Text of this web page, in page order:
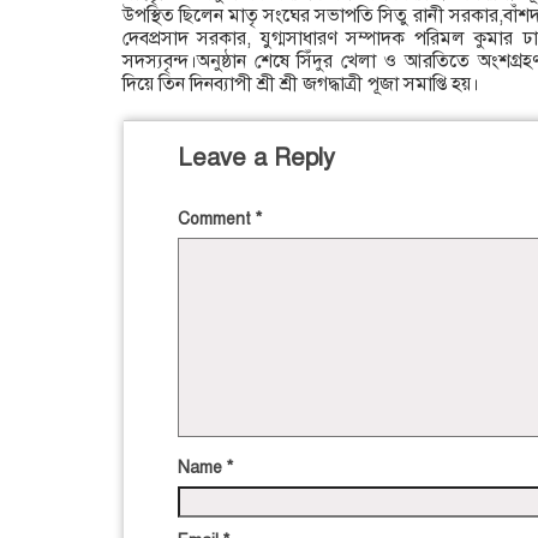
উপস্থিত ছিলেন মাতৃ সংঘের সভাপতি সিতু রানী
দেবপ্রসাদ সরকার, যুগ্মসাধারণ সম্পাদক পরিমল কুমার
সদস্যবৃন্দ।অনুষ্ঠান শেষে সিঁদুর খেলা ও আরতিতে
দিয়ে তিন দিনব্যাপী শ্রী শ্রী জগদ্ধাত্রী পূজা সমাপ্তি হয়।
Leave a Reply
Comment *
Name *